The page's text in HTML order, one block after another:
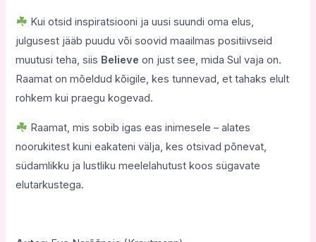
Kui otsid inspiratsiooni ja uusi suundi oma elus,
julgusest jääb puudu või soovid maailmas positiivseid
muutusi teha, siis Believe on just see, mida Sul vaja on.
Raamat on mõeldud kõigile, kes tunnevad, et tahaks elult
rohkem kui praegu kogevad.
Raamat, mis sobib igas eas inimesele – alates
noorukitest kuni eakateni välja, kes otsivad põnevat,
südamlikku ja lustliku meelelahutust koos sügavate
elutarkustega.